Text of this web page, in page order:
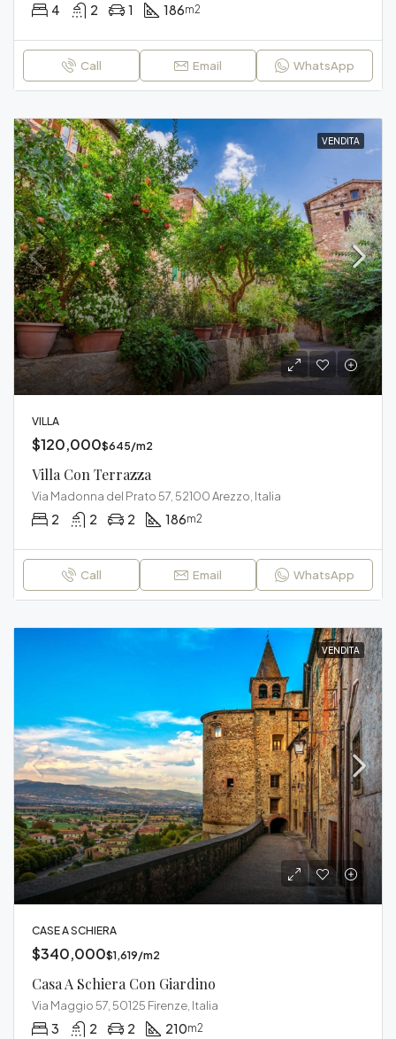
4 2 1 186m2
Call Email WhatsApp
VENDITA
VILLA
$120,000$645/m2
Villa Con Terrazza
Via Madonna del Prato 57, 52100 Arezzo, Italia
2 2 2 186m2
Call Email WhatsApp
VENDITA
CASE A SCHIERA
$340,000$1,619/m2
Casa A Schiera Con Giardino
Via Maggio 57, 50125 Firenze, Italia
3 2 2 210m2